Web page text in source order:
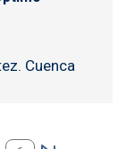
Cuenca